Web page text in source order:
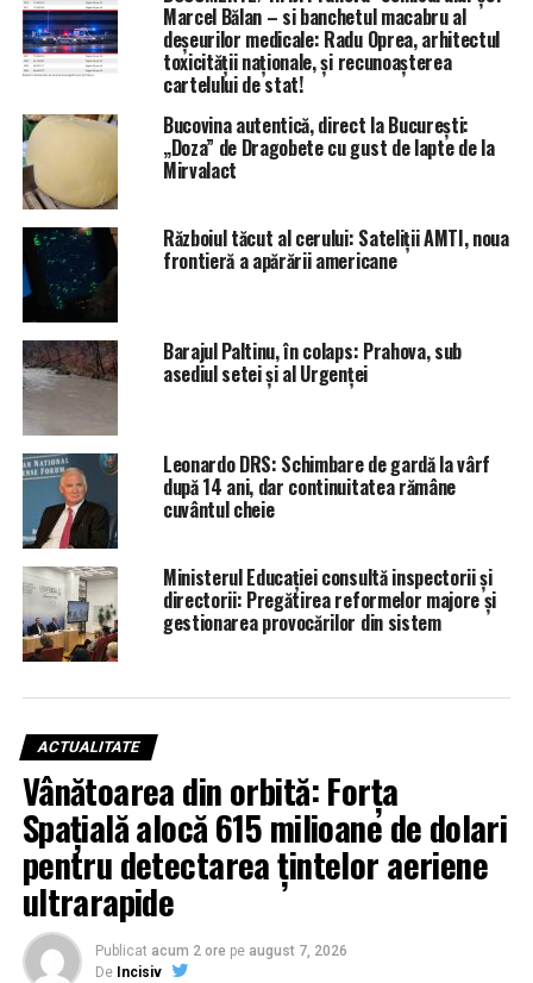
Marcel Bălan – si banchetul macabru al
deșeurilor medicale: Radu Oprea, arhitectul
toxicității naționale, și recunoașterea
cartelului de stat!
Bucovina autentică, direct la București:
„Doza” de Dragobete cu gust de lapte de la
Mirvalact
Războiul tăcut al cerului: Sateliții AMTI, noua
frontieră a apărării americane
Barajul Paltinu, în colaps: Prahova, sub
asediul setei și al Urgenței
Leonardo DRS: Schimbare de gardă la vârf
după 14 ani, dar continuitatea rămâne
cuvântul cheie
Ministerul Educației consultă inspectorii și
directorii: Pregătirea reformelor majore și
gestionarea provocărilor din sistem
ACTUALITATE
Vânătoarea din orbită: Forța
Spațială alocă 615 milioane de dolari
pentru detectarea țintelor aeriene
ultrarapide
Publicat acum 2 ore pe august 7, 2026
De Incisiv